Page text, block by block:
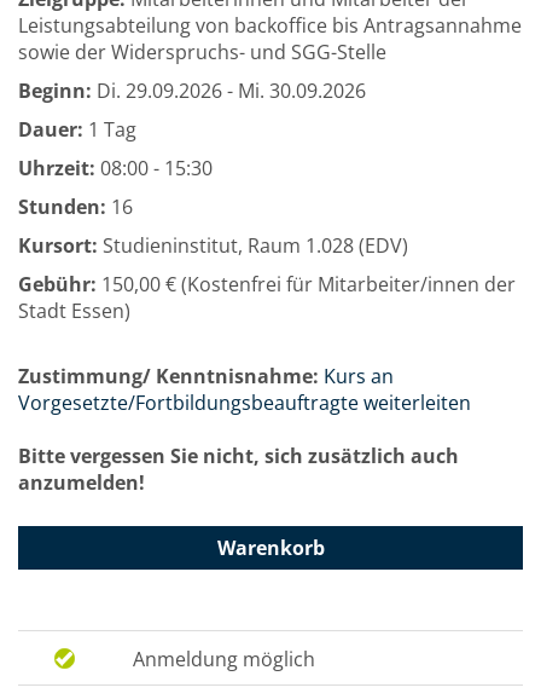
Leistungsabteilung von backoffice bis Antragsannahme
sowie der Widerspruchs- und SGG-Stelle
Beginn: Di. 29.09.2026 - Mi. 30.09.2026
Dauer: 1 Tag
Uhrzeit: 08:00 - 15:30
Stunden: 16
Kursort: Studieninstitut, Raum 1.028 (EDV)
Gebühr: 150,00 € (Kostenfrei für Mitarbeiter/innen der
Stadt Essen)
Zustimmung/ Kenntnisnahme: Kurs an
Vorgesetzte/Fortbildungsbeauftragte weiterleiten
Bitte vergessen Sie nicht, sich zusätzlich auch
anzumelden!
Warenkorb
Anmeldung möglich